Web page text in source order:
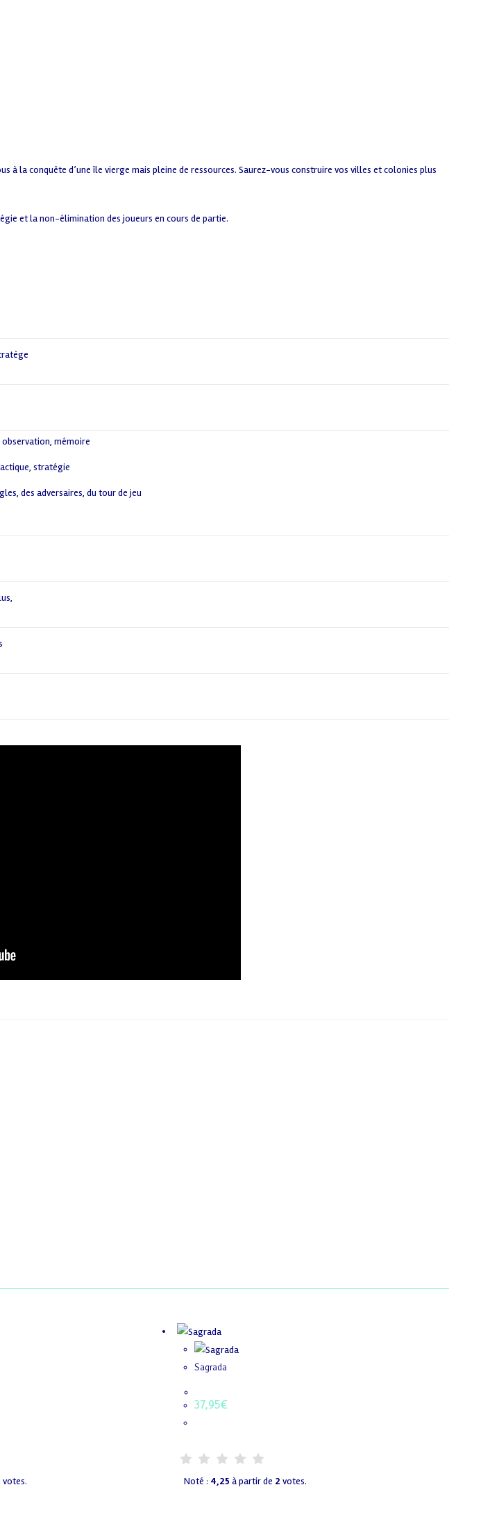
à la conquête d’une île vierge mais pleine de ressources. Saurez-vous construire vos villes et colonies plus
et la non-élimination des joueurs en cours de partie.
mémoire
stratégie
des adversaires, du tour de jeu
,
votes.
Sagrada
37,95€
Noté : 4,25 à partir de 2votes.